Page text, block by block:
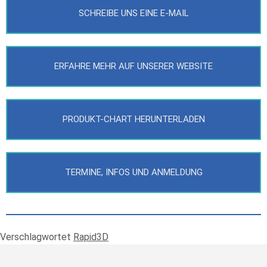
SCHREIBE UNS EINE E-MAIL
ERFAHRE MEHR AUF UNSERER WEBSITE
PRODUKT-CHART HERUNTERLADEN
TERMINE, INFOS UND ANMELDUNG
Verschlagwortet Rapid3D